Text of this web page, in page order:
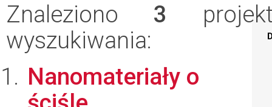
Znaleziono 3
wyszukiwania:
Nanomateriały o